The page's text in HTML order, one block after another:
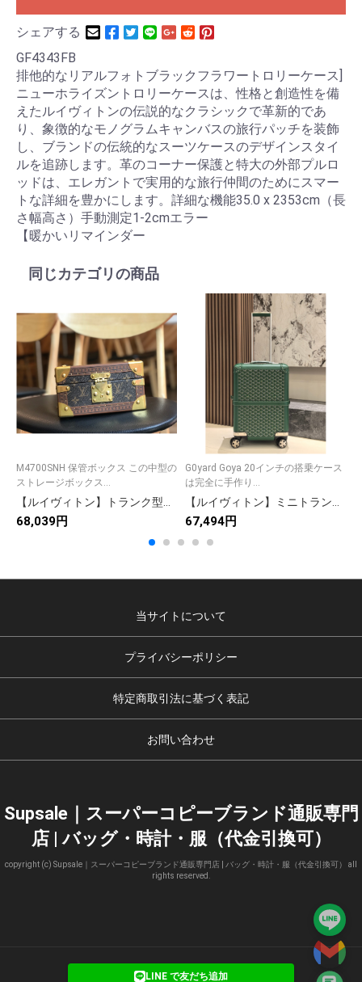
シェアする
GF4343FB
排他的なリアルフォトブラックフラワートロリーケース]
ニューホライズントロリーケースは、性格と創造性を備
えたルイヴィトンの伝説的なクラシックで革新的であ
り、象徴的なモノグラムキャンバスの旅行パッチを装飾
し、ブランドの伝統的なスーツケースのデザインスタイ
ルを追跡します。革のコーナー保護と特大の外部プルロ
ッドは、エレガントで実用的な旅行仲間のためにスマー
トな詳細を豊かにします。詳細な機能35.0 x 2353cm（長
さ幅高さ）手動測定1-2cmエラー
【暖かいリマインダー
同じカテゴリの商品
M4700SNH 保管ボックス この中型の
ストレージボックス...
68,039円
G0yard Goya 20インチの搭乗ケース
は完全に手作り...
67,494円
当サイトについて
プライバシーポリシー
特定商取引法に基づく表記
お問い合わせ
Supsale｜スーパーコピーブランド通販専門
店 | バッグ・時計・服（代金引換可）
copyright (c) Supsale｜スーパーコピーブランド通販専門店 | バッグ・時計・服（代金引換可） all
rights reserved.
LINE で友だち追加